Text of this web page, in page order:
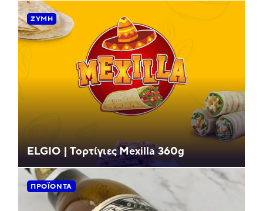
ΖΎΜΗ
ELGIO | Τορτίγιες Mexilla 360g
ΠΡΟΪΌΝΤΑ